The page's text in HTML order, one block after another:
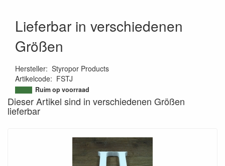
Lieferbar in verschiedenen
Größen
Hersteller: Styropor Products
Artikelcode: FSTJ
9506882424343
Ruim op voorraad
Dieser Artikel sind in verschiedenen Größen
lieferbar